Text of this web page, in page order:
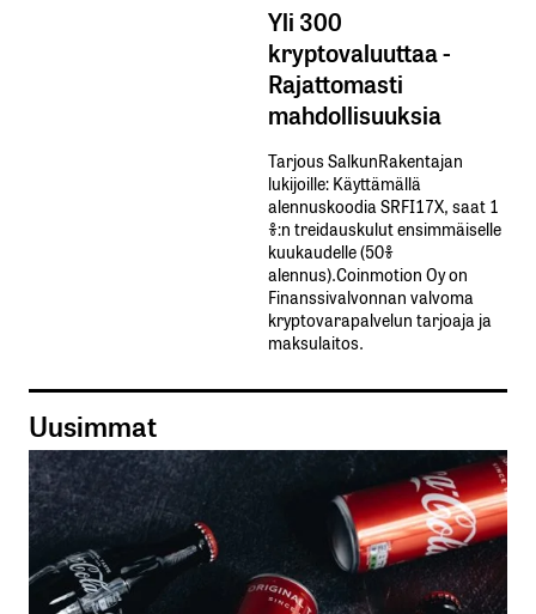
Yli 300
kryptovaluuttaa -
Rajattomasti
mahdollisuuksia
Tarjous SalkunRakentajan
lukijoille: Käyttämällä​ ​
alennuskoodia​ ​SRFI17X,​ ​saat​ ​1
%:n treidauskulut​ ​ensimmäiselle​ ​
kuukaudelle​ ​(50%​ ​
alennus).Coinmotion Oy on
Finanssivalvonnan valvoma
kryptovarapalvelun tarjoaja ja
maksulaitos.
Uusimmat